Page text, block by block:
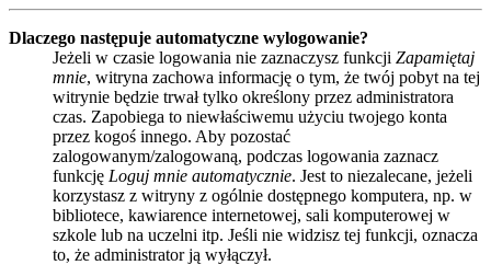
Dlaczego następuje automatyczne wylogowanie?
Jeżeli w czasie logowania nie zaznaczysz funkcji Zapamiętaj
mnie, witryna zachowa informację o tym, że twój pobyt na tej
witrynie będzie trwał tylko określony przez administratora
czas. Zapobiega to niewłaściwemu użyciu twojego konta
przez kogoś innego. Aby pozostać
zalogowanym/zalogowaną, podczas logowania zaznacz
funkcję Loguj mnie automatycznie. Jest to niezalecane, jeżeli
korzystasz z witryny z ogólnie dostępnego komputera, np. w
bibliotece, kawiarence internetowej, sali komputerowej w
szkole lub na uczelni itp. Jeśli nie widzisz tej funkcji, oznacza
to, że administrator ją wyłączył.